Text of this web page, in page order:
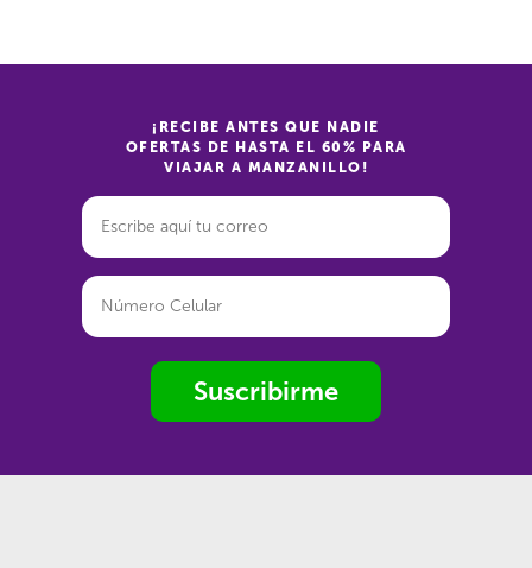
¡RECIBE ANTES QUE NADIE
OFERTAS DE HASTA EL 60% PARA
VIAJAR A MANZANILLO!
Suscribirme